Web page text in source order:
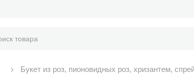
Букет из роз, пионовидных роз, хризантем,